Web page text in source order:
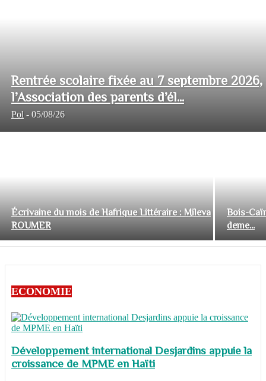
Rentrée scolaire fixée au 7 septembre 2026,
l’Association des parents d’él...
Pol - 05/08/26
Écrivaine du mois de Hafrique Littéraire : Mileva
ROUMER
Bois-
deme...
ECONOMIE
Développement international Desjardins appuie la
croissance de MPME en Haïti